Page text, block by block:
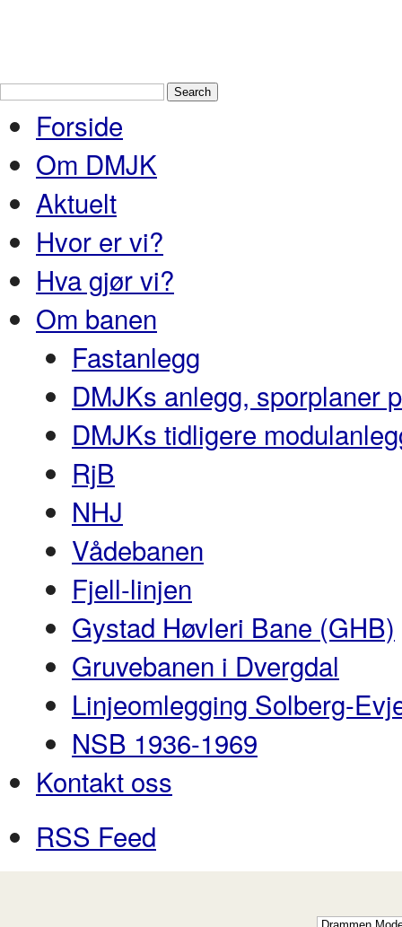
Forside
Om DMJK
Aktuelt
Hvor er vi?
Hva gjør vi?
Om banen
Fastanlegg
DMJKs anlegg, sporplaner
DMJKs tidligere
RjB
NHJ
Vådebanen
Fjell-linjen
Gystad Høvleri Bane (GHB)
Gruvebanen i Dvergdal
Linjeomlegging Solberg-
NSB 1936-1969
Kontakt oss
RSS Feed